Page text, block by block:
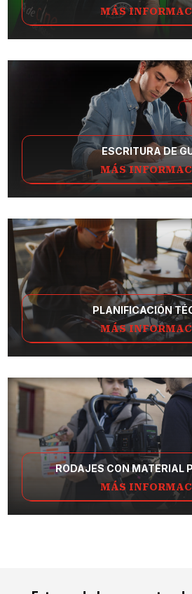
MÁS
ESCRITURA DE
MÁS
PLANIFICACIÓN
MÁS
RODAJES CON MATERIAL
MÁS